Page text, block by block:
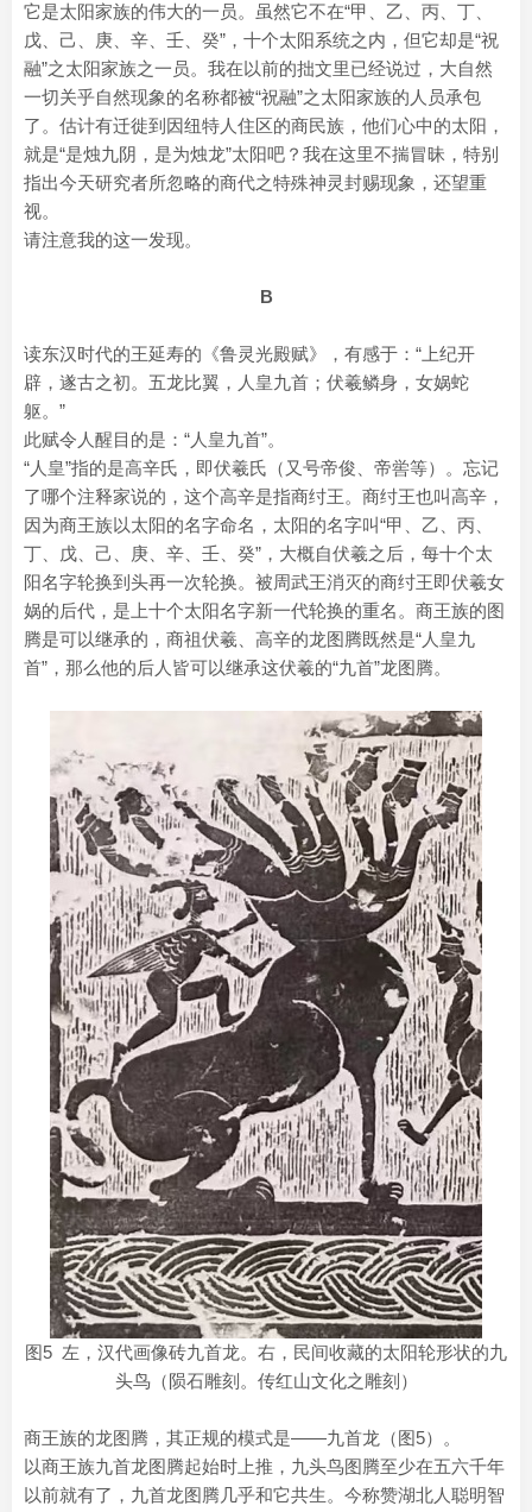
它是太阳家族的伟大的一员。虽然它不在“甲、乙、丙、丁、
戊、己、庚、辛、壬、癸”，十个太阳系统之内，但它却是“祝
融”之太阳家族之一员。我在以前的拙文里已经说过，大自然
一切关乎自然现象的名称都被“祝融”之太阳家族的人员承包
了。估计有迁徙到因纽特人住区的商民族，他们心中的太阳，
就是“是烛九阴，是为烛龙”太阳吧？我在这里不揣冒昧，特别
指出今天研究者所忽略的商代之特殊神灵封赐现象，还望重
视。
请注意我的这一发现。
B
读东汉时代的王延寿的《鲁灵光殿赋》，有感于：“上纪开
辟，遂古之初。五龙比翼，人皇九首；伏羲鳞身，女娲蛇
躯。”
此赋令人醒目的是：“人皇九首”。
“人皇”指的是高辛氏，即伏羲氏（又号帝俊、帝喾等）。忘记
了哪个注释家说的，这个高辛是指商纣王。商纣王也叫高辛，
因为商王族以太阳的名字命名，太阳的名字叫“甲、乙、丙、
丁、戊、己、庚、辛、壬、癸”，大概自伏羲之后，每十个太
阳名字轮换到头再一次轮换。被周武王消灭的商纣王即伏羲女
娲的后代，是上十个太阳名字新一代轮换的重名。商王族的图
腾是可以继承的，商祖伏羲、高辛的龙图腾既然是“人皇九
首”，那么他的后人皆可以继承这伏羲的“九首”龙图腾。
图5 左，汉代画像砖九首龙。右，民间收藏的太阳轮形状的九
头鸟（陨石雕刻。传红山文化之雕刻）
商王族的龙图腾，其正规的模式是——九首龙（图5）。
以商王族九首龙图腾起始时上推，九头鸟图腾至少在五六千年
以前就有了，九首龙图腾几乎和它共生。今称赞湖北人聪明智